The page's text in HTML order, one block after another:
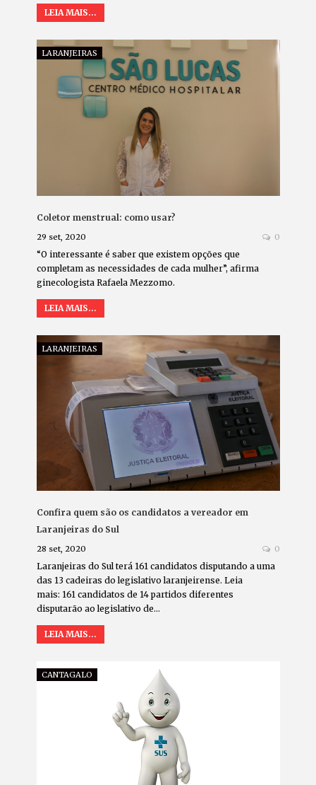
LEIA MAIS...
LARANJEIRAS
Coletor menstrual: como usar?
29 set, 2020 0
“O interessante é saber que existem opções que
completam as necessidades de cada mulher”, afirma
ginecologista Rafaela Mezzomo.
LEIA MAIS...
LARANJEIRAS
Confira quem são os candidatos a vereador em
Laranjeiras do Sul
28 set, 2020 0
Laranjeiras do Sul terá 161 candidatos disputando a uma
das 13 cadeiras do legislativo laranjeirense. Leia
mais: 161 candidatos de 14 partidos diferentes
disputarão ao legislativo de…
LEIA MAIS...
CANTAGALO